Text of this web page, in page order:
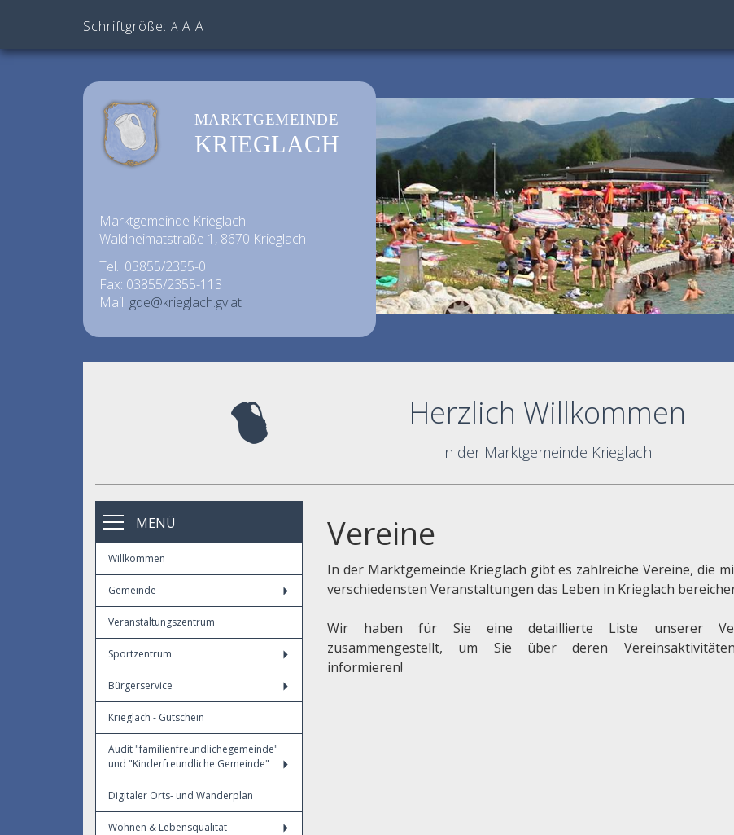
Schriftgröße: A A A
MARKTGEMEINDE
KRIEGLACH
Marktgemeinde Krieglach
Waldheimatstraße 1, 8670 Krieglach
Tel.: 03855/2355-0
Fax: 03855/2355-113
Mail: gde@krieglach.gv.at
Herzlich Willkommen
in der Marktgemeinde Krieglach
MENÜ
Willkommen
Gemeinde
Veranstaltungszentrum
Sportzentrum
Bürgerservice
Krieglach - Gutschein
Audit "familienfreundlichegemeinde"
und "Kinderfreundliche Gemeinde"
Digitaler Orts- und Wanderplan
Wohnen & Lebensqualität
Vereine
In der Marktgemeinde Krieglach gibt es zahlreiche Vereine, die
verschiedensten Veranstaltungen das Leben in Krieglach
Wir haben für Sie eine detaillierte Liste unserer
zusammengestellt, um Sie über deren
informieren!